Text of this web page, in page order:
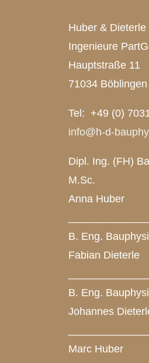
Huber &
Ingenieure
Hauptstraße 11
71034 Böblingen
Tel: +49 (0)
info@h-d-
Dipl. Ing. (FH)
M.Sc.
Anna Huber
B. Eng.
Fabian Dieterle
B. Eng.
Johannes
Marc Huber